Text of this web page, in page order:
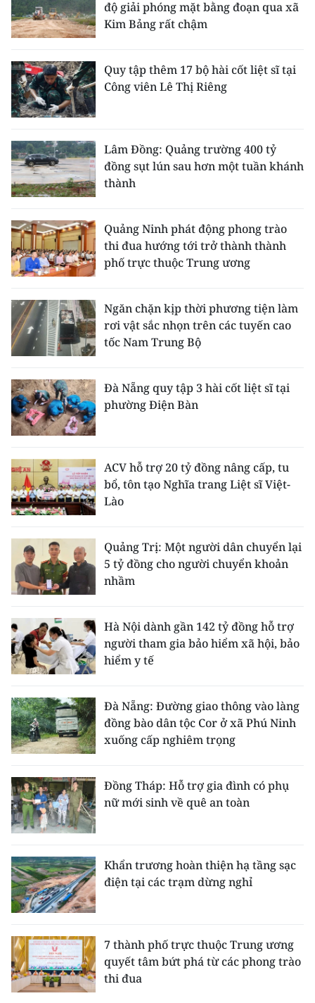
độ giải phóng mặt bằng đoạn qua xã
Kim Bảng rất chậm
Quy tập thêm 17 bộ hài cốt liệt sĩ tại
Công viên Lê Thị Riêng
Lâm Đồng: Quảng trường 400 tỷ
đồng sụt lún sau hơn một tuần khánh
thành
Quảng Ninh phát động phong trào
thi đua hướng tới trở thành thành
phố trực thuộc Trung ương
Ngăn chặn kịp thời phương tiện làm
rơi vật sắc nhọn trên các tuyến cao
tốc Nam Trung Bộ
Đà Nẵng quy tập 3 hài cốt liệt sĩ tại
phường Điện Bàn
ACV hỗ trợ 20 tỷ đồng nâng cấp, tu
bổ, tôn tạo Nghĩa trang Liệt sĩ Việt-
Lào
Quảng Trị: Một người dân chuyển lại
5 tỷ đồng cho người chuyển khoản
nhầm
Hà Nội dành gần 142 tỷ đồng hỗ trợ
người tham gia bảo hiểm xã hội, bảo
hiểm y tế
Đà Nẵng: Đường giao thông vào làng
đồng bào dân tộc Cor ở xã Phú Ninh
xuống cấp nghiêm trọng
Đồng Tháp: Hỗ trợ gia đình có phụ
nữ mới sinh về quê an toàn
Khẩn trương hoàn thiện hạ tầng sạc
điện tại các trạm dừng nghỉ
7 thành phố trực thuộc Trung ương
quyết tâm bứt phá từ các phong trào
thi đua